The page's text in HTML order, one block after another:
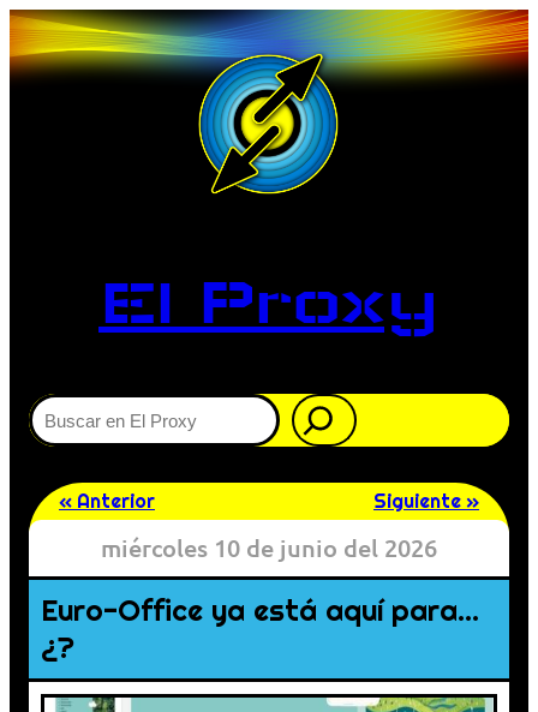
El Proxy
Buscar
« Anterior Siguiente »
miércoles 10 de junio del 2026
Euro-Office ya está aquí para…
¿?